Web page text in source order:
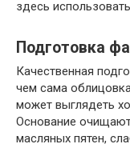
здесь
Подготовка
Качественная
чем сама
может выглядеть
Основание
масляных пятен,